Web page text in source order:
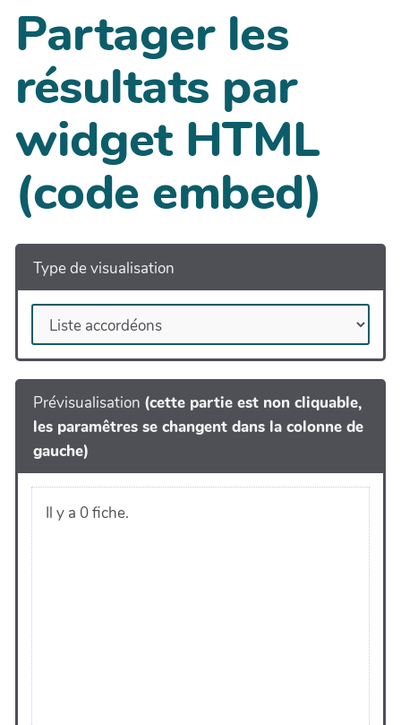
Partager les
résultats par
widget HTML
(code embed)
Type de visualisation
Prévisualisation (cette partie est non cliquable,
les paramêtres se changent dans la colonne de
gauche)